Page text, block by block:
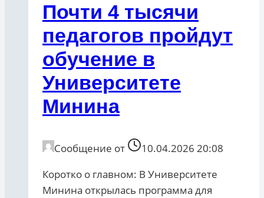
Почти 4 тысячи
педагогов пройдут
обучение в
Университете
Минина
Сообщение от
10.04.2026 20:08
Коротко о главном: В Университете
Минина открылась программа для